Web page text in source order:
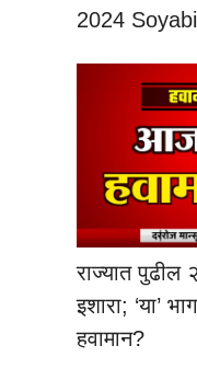
2024
राज्यात पुढील
इशारा; ‘या’
हवामान?